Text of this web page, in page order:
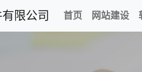
限公司 首页 网站建设